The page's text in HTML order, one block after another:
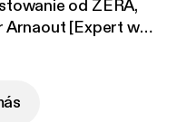
od ZERA,
Arnaout [Expert w